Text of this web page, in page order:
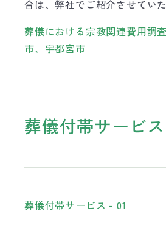
合は、弊社でご紹介させていた
葬儀における宗教関連費用調
市、宇都宮市
葬儀付帯サービス
葬儀付帯サービス - 01